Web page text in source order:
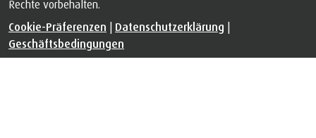
Rechte vorbehalten.
Cookie-Präferenzen | Datenschutzerklärung |
Geschäftsbedingungen